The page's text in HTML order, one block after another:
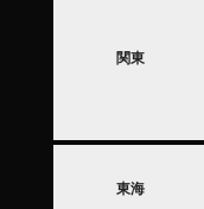
関東
東海